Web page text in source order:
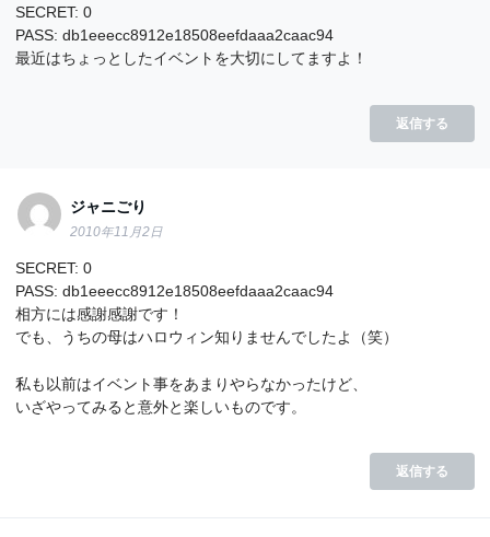
SECRET: 0
PASS: db1eeecc8912e18508eefdaaa2caac94
最近はちょっとしたイベントを大切にしてますよ！
返信する
ジャニごり
2010年11月2日
SECRET: 0
PASS: db1eeecc8912e18508eefdaaa2caac94
相方には感謝感謝です！
でも、うちの母はハロウィン知りませんでしたよ（笑）
私も以前はイベント事をあまりやらなかったけど、
いざやってみると意外と楽しいものです。
返信する